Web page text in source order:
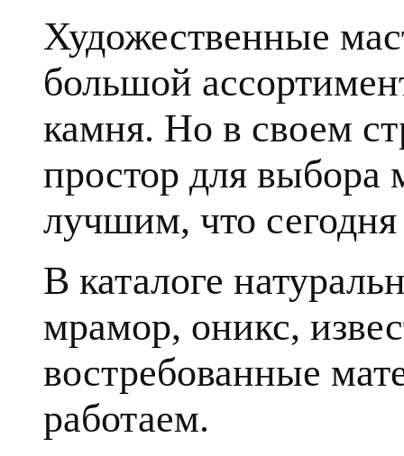
Художественные
большой
камня. Но в своем
простор для выбора
лучшим, что
В каталоге
мрамор, оникс,
востребованные
работаем.